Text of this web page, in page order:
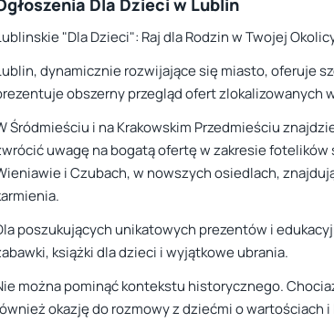
Dla Dzieci w Lublin
"Dla Dzieci": Raj dla Rodzin w Twojej
dynamicznie rozwijające się miasto, oferuje
obszerny przegląd ofert zlokalizowanych
Śródmieściu i na Krakowskim Przedmieściu
uwagę na bogatą ofertę w zakresie
i Czubach, w nowszych osiedlach,
poszukujących unikatowych prezentów i
książki dla dzieci i wyjątkowe ubrania.
można pominąć kontekstu historycznego.
okazję do rozmowy z dziećmi o wartościach